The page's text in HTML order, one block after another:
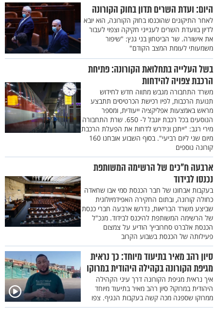
היום: ועדת השרים תדון בחוק הקורונה
לאחר התיקונים שהוכנסו בחוק הקורונה, הוא יובא
לדיון בוועדת השרים לענייני חקיקה וצפוי לעבור
את אישורה. שר הביטחון בני גנץ: "שיפור
משמעותי לעומת המצב הקודם"
בשל העלייה בתחלואת הקורונה: פתיחת
הרכבת צפויה להידחות
משרד התחבורה מגבש מתווה חדש לחידוש
תנועת הרכבות, לפיו רכישת הכרטיסים תתבצע
מראש באמצעות אפליקציה ייעודית, ומספר
הנוסעים בכל רכבת יוגבל ל- 650. שרת התחבורה
מירי רגב: "ייתכן ונידרש לדחות את הפעלת הרכבת
מיום שני ליום רביעי". בסוף השבוע אובחנו 160
קורונה נוספים
ארבעה ח"כים של הרשימה המשותפת
נכנסו לבידוד
בעקבות אבחונו של חבר הכנסת סמי אבו שחאדה
כחולה קורונה, ובתום החקירה האפידמיולוגית
שביצע משרד הבריאות, נדרשו ארבעה חברי כנסת
של הרשימה המשותפת להיכנס לבידוד. מנכ"ל
הכנסת אלברט סחרוביץ' הודיע על צמצום
פעילותה של הכנסת בשבוע הקרוב
סיון רהב מאיר בתיעוד מיוחד: כך נראית
מגיפת הקורונה בקהילה היהודית במרוקו
איך נראית מגיפת הקורונה דרך עיני הקהילה
היהודית במרוקו? סיון רהב מאיר בתיעוד מיוחד
ממרוקו שספגה מכה קשה בעקבות הנגיף. צפו